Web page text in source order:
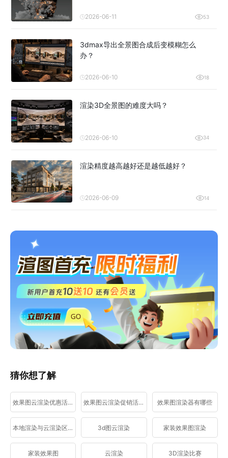
2026-06-11 53
3dmax导出全景图合成后变模糊怎么
办？
2026-06-10 18
渲染3D全景图的难度大吗？
2026-06-10 34
渲染精度越高越好还是越低越好？
2026-06-09 14
猜你想了解
效果图云渲染优惠活动 效果图云渲染促销活动 效果图渲染器有哪些
本地渲染与云渲染区别 3d图云渲染 家装效果图渲染
家装效果图 云渲染 3D渲染比赛